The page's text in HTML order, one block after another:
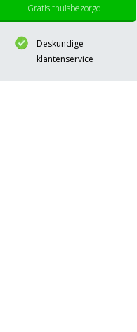
Gratis thuisbezorgd
Deskundige
klantenservice